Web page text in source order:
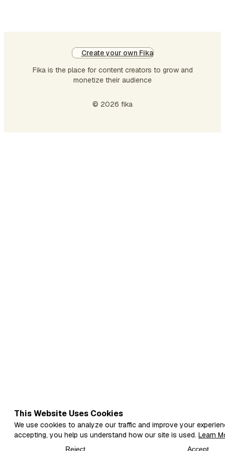
Create your own Fika
Fika is the place for content creators to grow and
monetize their audience
© 2026 fika
This Website Uses Cookies
We use cookies to analyze our traffic and improve your
accepting, you help us understand how our site is used. Learn
Reject Accept